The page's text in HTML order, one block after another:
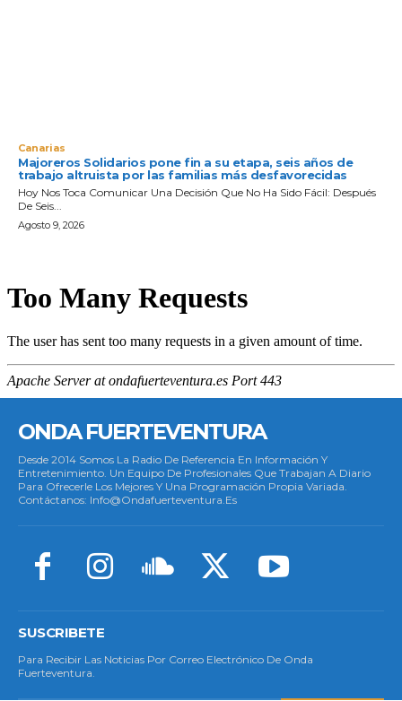
Canarias
Majoreros Solidarios pone fin a su etapa, seis años de
trabajo altruista por las familias más desfavorecidas
Hoy Nos Toca Comunicar Una Decisión Que No Ha Sido Fácil: Después
De Seis...
Agosto 9, 2026
ONDA FUERTEVENTURA
Desde 2014 Somos La Radio De Referencia En Información Y
Entretenimiento. Un Equipo De Profesionales Que Trabajan A Diario
Para Ofrecerle Los Mejores Y Una Programación Propia Variada.
Contáctanos: Info@ondafuerteventura.es
SUSCRIBETE
Para Recibir Las Noticias Por Correo Electrónico De Onda
Fuerteventura.